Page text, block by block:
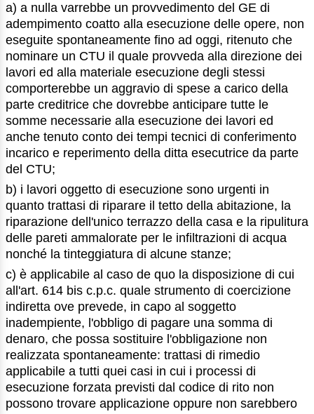
a) a nulla varrebbe un provvedimento del GE di
adempimento coatto alla esecuzione delle opere, non
eseguite spontaneamente fino ad oggi, ritenuto che
nominare un CTU il quale provveda alla direzione dei
lavori ed alla materiale esecuzione degli stessi
comporterebbe un aggravio di spese a carico della
parte creditrice che dovrebbe anticipare tutte le
somme necessarie alla esecuzione dei lavori ed
anche tenuto conto dei tempi tecnici di conferimento
incarico e reperimento della ditta esecutrice da parte
del CTU;
b) i lavori oggetto di esecuzione sono urgenti in
quanto trattasi di riparare il tetto della abitazione, la
riparazione dell'unico terrazzo della casa e la ripulitura
delle pareti ammalorate per le infiltrazioni di acqua
nonché la tinteggiatura di alcune stanze;
c) è applicabile al caso de quo la disposizione di cui
all'art. 614 bis c.p.c. quale strumento di coercizione
indiretta ove prevede, in capo al soggetto
inadempiente, l'obbligo di pagare una somma di
denaro, che possa sostituire l'obbligazione non
realizzata spontaneamente: trattasi di rimedio
applicabile a tutti quei casi in cui i processi di
esecuzione forzata previsti dal codice di rito non
possono trovare applicazione oppure non sarebbero